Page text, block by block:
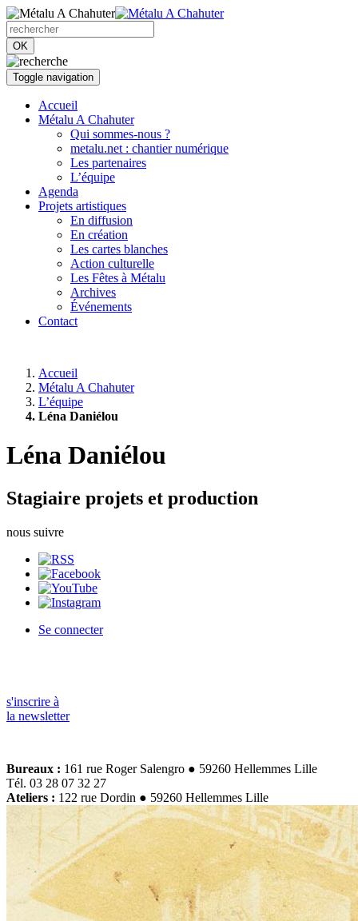
OK
Toggle navigation
Accueil
Métalu A Chahuter
Qui sommes-nous ?
metalu.net : chantier numérique
Les partenaires
L’équipe
Agenda
Projets artistiques
En diffusion
En création
Les cartes blanches
Action culturelle
Les Fêtes à Métalu
Archives
Événements
Contact
Accueil
Métalu A Chahuter
L’équipe
Léna Daniélou
Léna Daniélou
Stagiaire projets et production
nous suivre
Se connecter
s'inscrire à
la newsletter
Bureaux : 161 rue Roger Salengro ● 59260 Hellemmes Lille
Tél. 03 28 07 32 27
Ateliers : 122 rue Dordin ● 59260 Hellemmes Lille